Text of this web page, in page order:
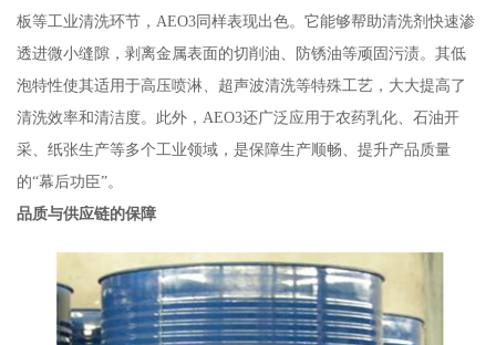
板等工业清洗环节，AEO3同样表现出色。它能够帮助清洗剂快速渗
透进微小缝隙，剥离金属表面的切削油、防锈油等顽固污渍。其低
泡特性使其适用于高压喷淋、超声波清洗等特殊工艺，大大提高了
清洗效率和清洁度。此外，AEO3还广泛应用于农药乳化、石油开
采、纸张生产等多个工业领域，是保障生产顺畅、提升产品质量
的“幕后功臣”。
品质与供应链的保障